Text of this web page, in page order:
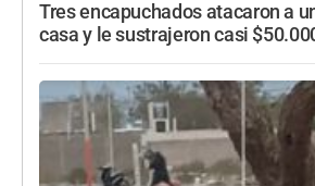
Tres encapuchados atacaron a
casa y le sustrajeron casi